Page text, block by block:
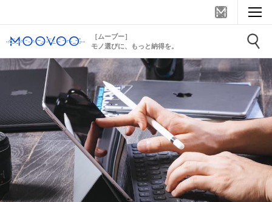
［ムーブー］
モノ選びに、もっと納得を。